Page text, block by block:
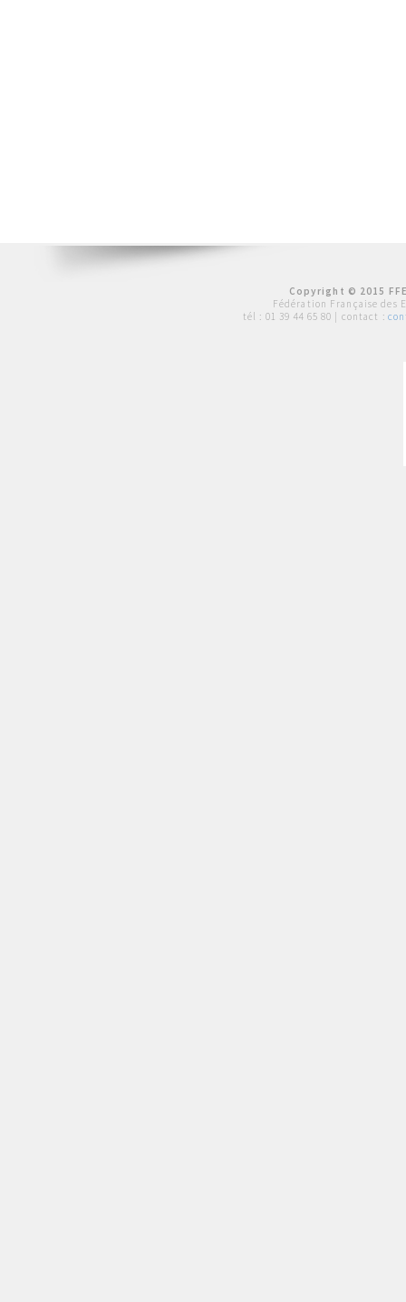
Copyright © 2015
Fédération Française des
tél : 01 39 44 65 80 | contact :